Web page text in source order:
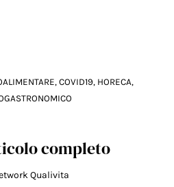
,COVID19, HORECA,
completo
Qualivita